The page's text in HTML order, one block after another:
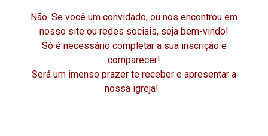
Não. Se você um convidado, ou nos encontrou em
nosso site ou redes sociais, seja bem-vindo!
Só é necessário completar a sua inscrição e
comparecer!
Será um imenso prazer te receber e apresentar a
nossa igreja!